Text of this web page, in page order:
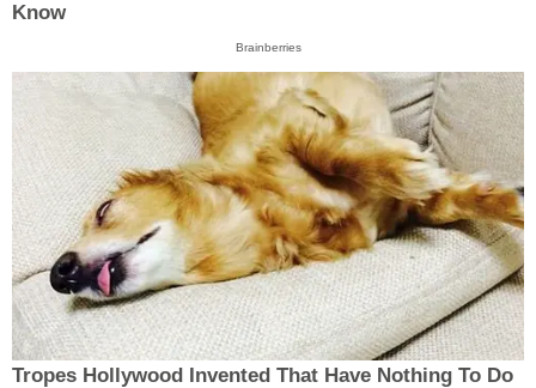
Know
Brainberries
Tropes Hollywood Invented That Have Nothing To Do